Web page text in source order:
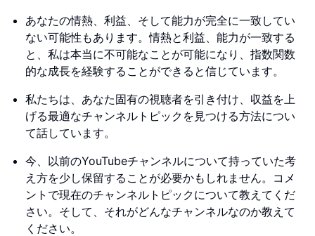
あなたの情熱、利益、そして能力が完全に一致してい
ない可能性もあります。情熱と利益、能力が一致する
と、私は本当に不可能なことが可能になり、指数関数
的な成長を経験することができると信じています。
私たちは、あなた固有の視聴者を引き付け、収益を上
げる最適なチャンネルトピックを見つける方法につい
て話しています。
今、以前のYouTubeチャンネルについて持っていた考
え方を少し保留することが必要かもしれません。コメ
ントで現在のチャンネルトピックについて教えてくだ
さい。そして、それがどんなチャンネルなのか教えて
ください。